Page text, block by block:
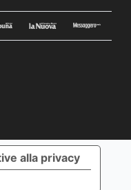
alla privacy